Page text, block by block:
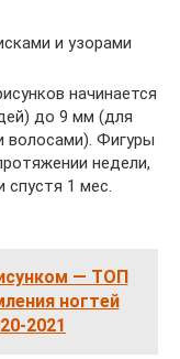
и узорами
начинается
до 9 мм (для
волосами). Фигуры
недели,
1 мес.
— ТОП
ногтей
2021